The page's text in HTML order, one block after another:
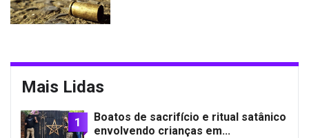
Mais Lidas
1
Boatos de sacrifício e ritual satânico
envolvendo crianças em...